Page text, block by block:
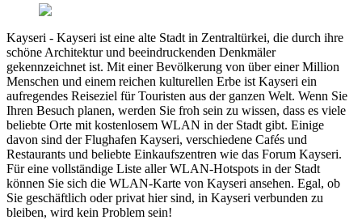
Kayseri - Kayseri ist eine alte Stadt in Zentraltürkei, die durch ihre
schöne Architektur und beeindruckenden Denkmäler
gekennzeichnet ist. Mit einer Bevölkerung von über einer Million
Menschen und einem reichen kulturellen Erbe ist Kayseri ein
aufregendes Reiseziel für Touristen aus der ganzen Welt. Wenn Sie
Ihren Besuch planen, werden Sie froh sein zu wissen, dass es viele
beliebte Orte mit kostenlosem WLAN in der Stadt gibt. Einige
davon sind der Flughafen Kayseri, verschiedene Cafés und
Restaurants und beliebte Einkaufszentren wie das Forum Kayseri.
Für eine vollständige Liste aller WLAN-Hotspots in der Stadt
können Sie sich die WLAN-Karte von Kayseri ansehen. Egal, ob
Sie geschäftlich oder privat hier sind, in Kayseri verbunden zu
bleiben, wird kein Problem sein!